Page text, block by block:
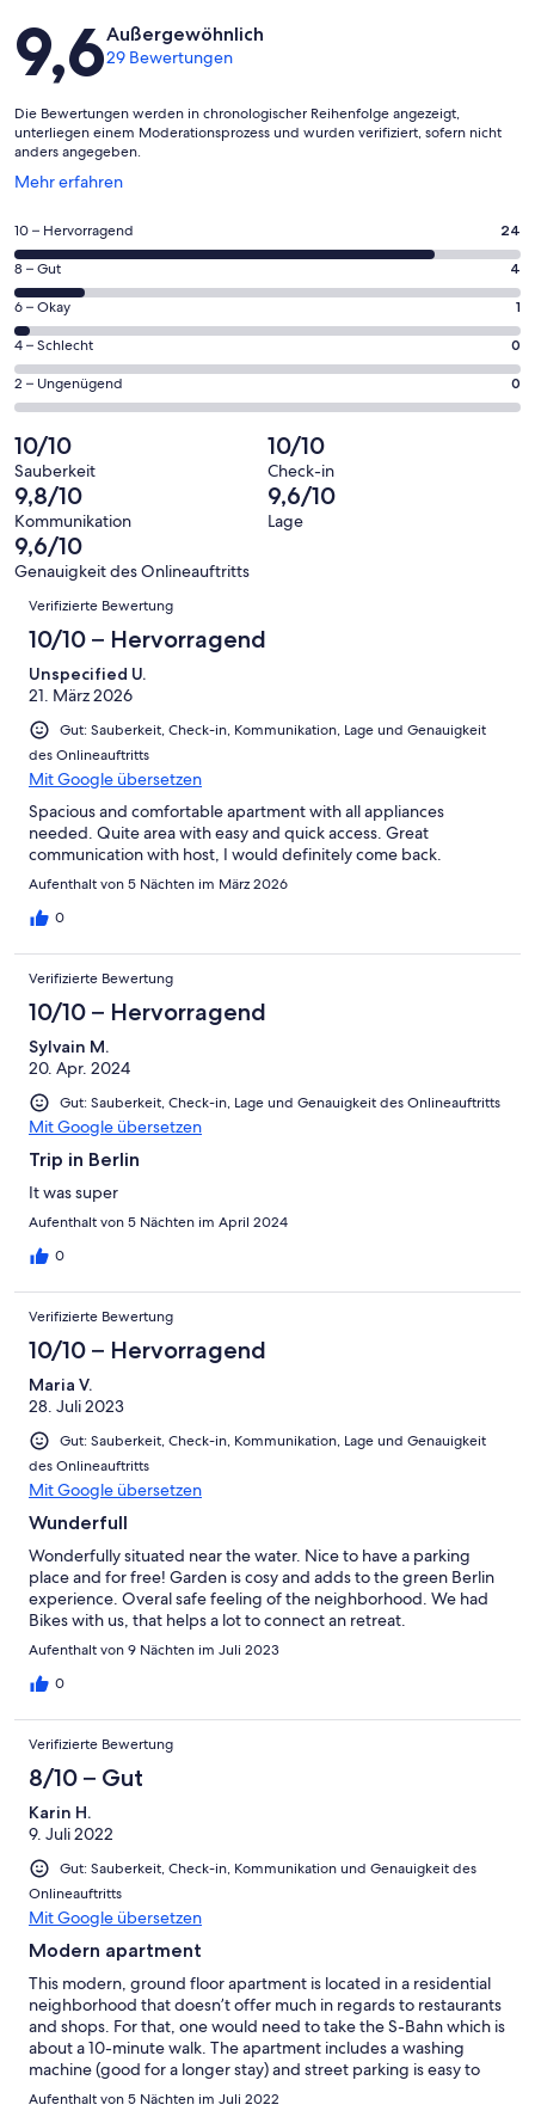
Bewertungen
9,6Außergewöhnlich
29 Bewertungen
Die Bewertungen werden in chronologischer Reihenfolge angezeigt,
unterliegen einem Moderationsprozess und wurden verifiziert, sofern nicht
anders angegeben.
Mehr erfahren
Wird
einem
neuen
Fenster
geöffnet
24
von
insgesamt
29
Gästebewertungen
haben
eine
Bewertung
von
10
-
Hervorragend
10 – Hervorragend 24
4
von
insgesamt
29
Gästebewertungen
haben
Bewertung
von
8
-
Gut
8 – Gut 4
1
von
insgesamt
29
Gästebewertungen
haben
eine
Bewertung
von
6
-
Okay
6 – Okay 1
0
von
insgesamt
Gästebewertungen
haben
eine
Bewertung
von
4
4 – Schlecht 0
0
von
insgesamt
29
Gästebewertungen
haben
eine
Bewertung
2 – Ungenügend 0
10/10
Sauberkeit
10/10
Check-in
9,8/10
Kommunikation
9,6/10
Lage
9,6/10
Genauigkeit des Onlineauftritts
Bewertungen
Verifizierte Bewertung
10/10 – Hervorragend
Unspecified U.
21. März 2026
Gut: Sauberkeit, Check-in, Kommunikation, Lage und Genauigkeit
des Onlineauftritts
Mit Google übersetzen
Spacious and comfortable apartment with all appliances
needed. Quite area with easy and quick access. Great
communication with host, I would definitely come back.
Aufenthalt von 5 Nächten im März 2026
0
Verifizierte Bewertung
10/10 – Hervorragend
Sylvain M.
20. Apr. 2024
Gut: Sauberkeit, Check-in, Lage und Genauigkeit des Onlineauftritts
Mit Google übersetzen
Trip in Berlin
It was super
Aufenthalt von 5 Nächten im April 2024
0
Verifizierte Bewertung
10/10 – Hervorragend
Maria V.
28. Juli 2023
Gut: Sauberkeit, Check-in, Kommunikation, Lage und Genauigkeit
des Onlineauftritts
Mit Google übersetzen
Wunderfull
Wonderfully situated near the water. Nice to have a parking
place and for free! Garden is cosy and adds to the green Berlin
experience. Overal safe feeling of the neighborhood. We had
Bikes with us, that helps a lot to connect an retreat.
Aufenthalt von 9 Nächten im Juli 2023
0
Verifizierte Bewertung
8/10 – Gut
Karin H.
9. Juli 2022
Gut: Sauberkeit, Check-in, Kommunikation und Genauigkeit des
Onlineauftritts
Mit Google übersetzen
Modern apartment
This modern, ground floor apartment is located in a residential
neighborhood that doesn’t offer much in regards to restaurants
and shops. For that, one would need to take the S-Bahn which is
about a 10-minute walk. The apartment includes a washing
machine (good for a longer stay) and street parking is easy to
find. The owner is very friendly and helpful if you have any
Aufenthalt von 5 Nächten im Juli 2022